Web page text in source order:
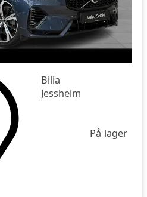
Bilia
Jessheim
På lager